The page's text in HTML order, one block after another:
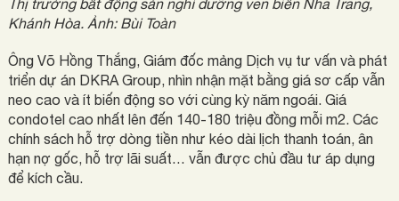
Thị trường bất động sản nghỉ dưỡng ven biển Nha Trang,
Khánh Hòa. Ảnh: Bùi Toàn
Ông Võ Hồng Thắng, Giám đốc mảng Dịch vụ tư vấn và phát
triển dự án DKRA Group, nhìn nhận mặt bằng giá sơ cấp vẫn
neo cao và ít biến động so với cùng kỳ năm ngoái. Giá
condotel cao nhất lên đến 140-180 triệu đồng mỗi m2. Các
chính sách hỗ trợ dòng tiền như kéo dài lịch thanh toán, ân
hạn nợ gốc, hỗ trợ lãi suất… vẫn được chủ đầu tư áp dụng
để kích cầu.